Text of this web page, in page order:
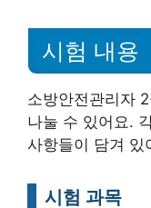
시험 내용
소방안전관리자
나눌 수 있어요.
사항들이 담겨 있
시험 과목